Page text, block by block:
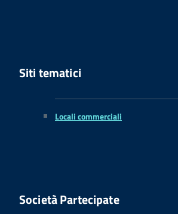
Siti tematici
Locali commerciali
Società Partecipate